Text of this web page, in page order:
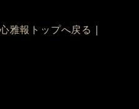
雅報トップへ戻る